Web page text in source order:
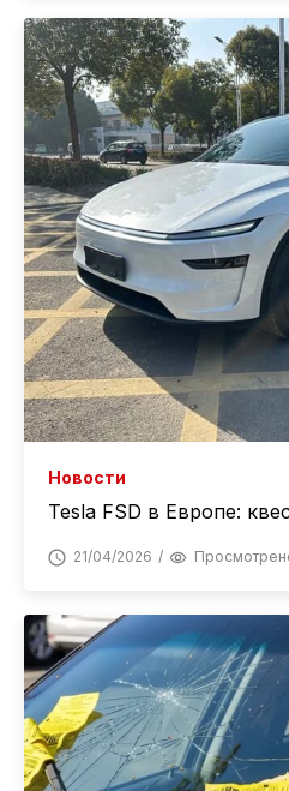
Новости
Tesla FSD в Европе:
21/04/2026